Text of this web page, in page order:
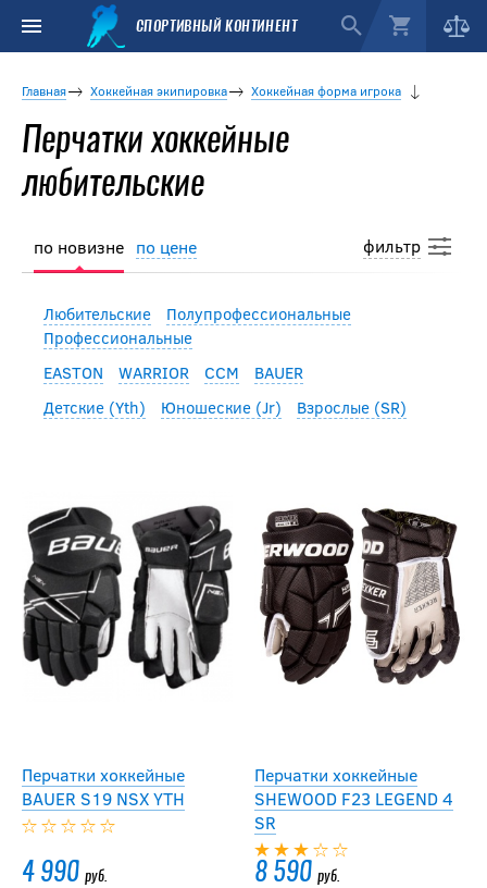
СПОРТИВНЫЙ КОНТИНЕНТ
Главная Хоккейная экипировка Хоккейная форма игрока
Перчатки хоккейные
любительские
фильтр
по новизне по цене
Любительские
Полупрофессиональные
Профессиональные
EASTON
WARRIOR CCM
BAUER
Детские (Yth)
Юношеские (Jr) Взрослые (SR)
Перчатки хоккейные
BAUER S19 NSX YTH
4 990 руб.
Перчатки хоккейные
SHEWOOD F23 LEGEND 4
SR
8 590 руб.